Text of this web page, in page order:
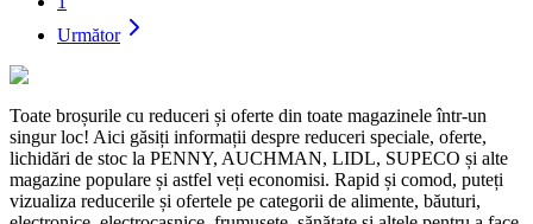
Următor
Toate broșurile cu reduceri și oferte din toate magazinele într-un
singur loc! Aici găsiți informații despre reduceri speciale, oferte,
lichidări de stoc la PENNY, AUCHMAN, LIDL, SUPECO și alte
magazine populare și astfel veți economisi. Rapid și comod, puteți
vizualiza reducerile și ofertele pe categorii de alimente, băuturi,